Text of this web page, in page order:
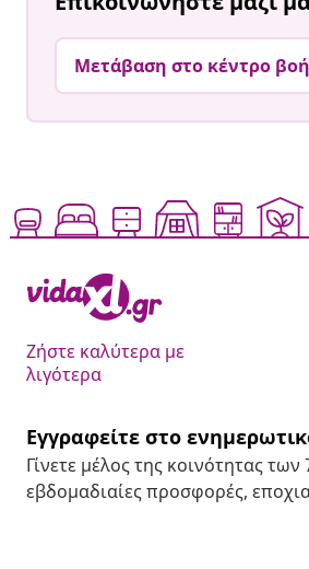
Μετάβαση στο κέντρο
Ζήστε καλύτερα με
λιγότερα
Εγγραφείτε στο
Γίνετε μέλος της κοινότητας
εβδομαδιαίες προσφορές,